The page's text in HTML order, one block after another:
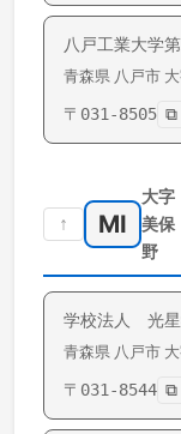
八戸工業大学
青森県 八戸市
〒 031-8505 ⧉
↑ MI
大字
美保
野
学校法人 光
青森県 八戸市
〒 031-8544 ⧉